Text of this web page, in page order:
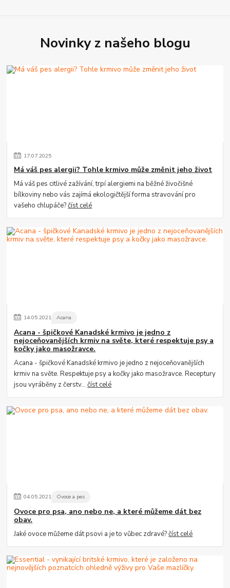
Novinky z našeho blogu
17.07.2025
Má váš pes alergii? Tohle krmivo může změnit jeho život
Má váš pes citlivé zažívání, trpí alergiemi na běžné živočišné
bílkoviny nebo vás zajímá ekologičtější forma stravování pro
vašeho chlupáče?číst celé
14.05.2021 Acana
Acana - špičkové Kanadské krmivo je jedno z
nejoceňovanějších krmiv na světe, které respektuje psy a
kočky jako masožravce.
Acana - špičkové Kanadské krmivo je jedno z nejoceňovanějších
krmiv na světe. Respektuje psy a kočky jako masožravce. Receptury
jsou vyráběny z čerstv...číst celé
04.05.2021 Ovoce a pes
Ovoce pro psa, ano nebo ne, a které můžeme dát bez
obav.
Jaké ovoce můžeme dát psovi a je to vůbec zdravé?číst celé